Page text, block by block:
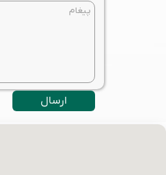
ارسال